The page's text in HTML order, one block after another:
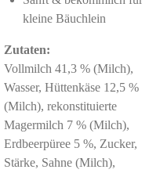
kleine Bäuchlein
Zutaten:
Vollmilch 41,3 % (Milch),
Wasser, Hüttenkäse 12,5 %
(Milch), rekonstituierte
Magermilch 7 % (Milch),
Erdbeerpüree 5 %, Zucker,
Stärke, Sahne (Milch),